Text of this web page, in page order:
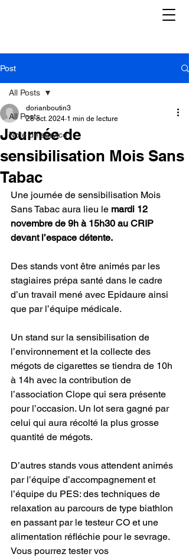
Post
All Posts
Note de service
All Posts
Journée de
sensibilisation Mois Sans
Tabac
dorianboutin3
28 oct. 2024 1 min de lecture
Une journée de sensibilisation Mois
Sans Tabac aura lieu le mardi 12
novembre de 9h à 15h30 au CRIP
devant l’espace détente.
Des stands vont être animés par les
stagiaires prépa santé dans le cadre
d’un travail mené avec Epidaure ainsi
que par l’équipe médicale.
Un stand sur la sensibilisation de
l’environnement et la collecte des
mégots de cigarettes se tiendra de 10h
à 14h avec la contribution de
l’association Clope qui sera présente
pour l’occasion. Un lot sera gagné par
celui qui aura récolté la plus grosse
quantité de mégots.
D’autres stands vous attendent animés
par l’équipe d’accompagnement et
l’équipe du PES: des techniques de
relaxation au parcours de type biathlon
en passant par le testeur CO et une
alimentation réfléchie pour le sevrage.
Vous pourrez tester vos